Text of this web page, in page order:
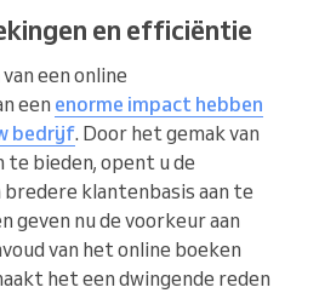
en efficiëntie
een online
een enorme impact hebben
bedrijf. Door het gemak van
te bieden, opent u de
bredere klantenbasis aan te
geven nu de voorkeur aan
van het online boeken
het een dwingende reden